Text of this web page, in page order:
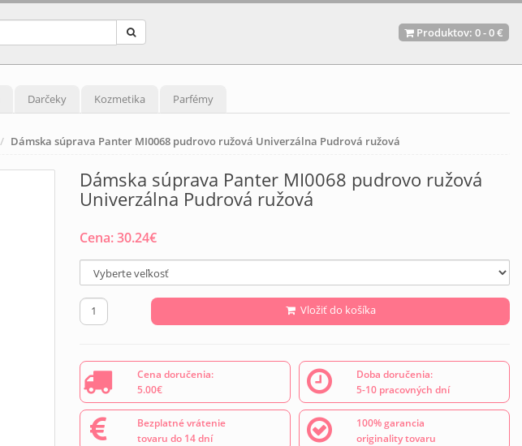
Produktov: 0-0 €
Darčeky Kozmetika Parfémy
Dámska súprava Panter MI0068 pudrovo ružová Univerzálna Pudrová ružová
Dámska súprava Panter MI0068 pudrovo ružová
Univerzálna Pudrová ružová
Cena:30.24€
Vložiť do košíka
Cena doručenia:
5.00€
Doba doručenia:
5-10 pracovných dní
Bezplatné vrátenie
tovaru do 14 dní
100% garancia
originality tovaru